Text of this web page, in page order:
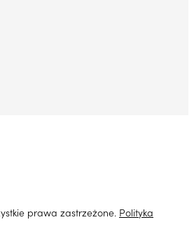
prawa zastrzeżone. Polityka